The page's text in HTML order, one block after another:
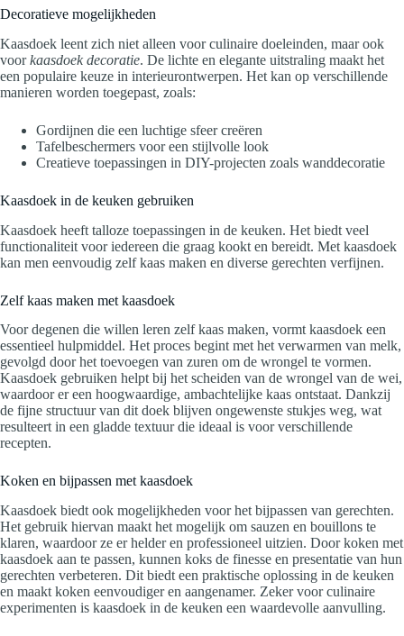
Decoratieve mogelijkheden
Kaasdoek leent zich niet alleen voor culinaire doeleinden, maar ook
voorkaasdoek decoratie. De lichte en elegante uitstraling maakt het
een populaire keuze in interieurontwerpen. Het kan op verschillende
manieren worden toegepast, zoals:
Gordijnen die een luchtige sfeer creëren
Tafelbeschermers voor een stijlvolle look
Creatieve toepassingen in DIY-projecten zoals wanddecoratie
Kaasdoek in de keuken gebruiken
Kaasdoek heeft talloze toepassingen in de keuken. Het biedt veel
functionaliteit voor iedereen die graag kookt en bereidt. Met kaasdoek
kan men eenvoudig zelf kaas maken en diverse gerechten verfijnen.
Zelf kaas maken met kaasdoek
Voor degenen die willen leren zelf kaas maken, vormt kaasdoek een
essentieel hulpmiddel. Het proces begint met het verwarmen van melk,
gevolgd door het toevoegen van zuren om de wrongel te vormen.
Kaasdoek gebruiken helpt bij het scheiden van de wrongel van de wei,
waardoor er een hoogwaardige, ambachtelijke kaas ontstaat. Dankzij
de fijne structuur van dit doek blijven ongewenste stukjes weg, wat
resulteert in een gladde textuur die ideaal is voor verschillende
recepten.
Koken en bijpassen met kaasdoek
Kaasdoek biedt ook mogelijkheden voor het bijpassen van gerechten.
Het gebruik hiervan maakt het mogelijk om sauzen en bouillons te
klaren, waardoor ze er helder en professioneel uitzien. Door koken met
kaasdoek aan te passen, kunnen koks de finesse en presentatie van hun
gerechten verbeteren. Dit biedt een praktische oplossing in de keuken
en maakt koken eenvoudiger en aangenamer. Zeker voor culinaire
experimenten is kaasdoek in de keuken een waardevolle aanvulling.